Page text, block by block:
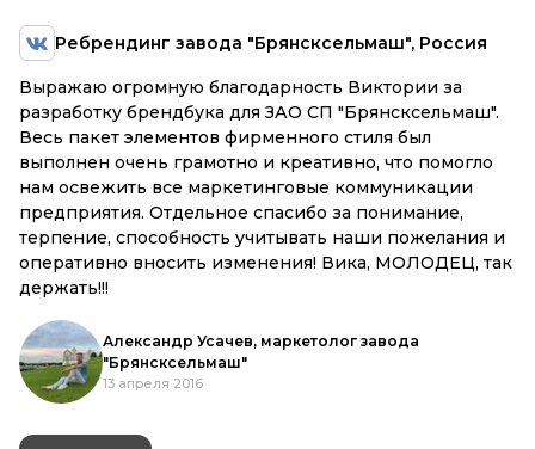
Ребрендинг завода "Брянсксельмаш", Россия
Выражаю огромную благодарность Виктории за
разработку брендбука для ЗАО СП "Брянсксельмаш".
Весь пакет элементов фирменного стиля был
выполнен очень грамотно и креативно, что помогло
нам освежить все маркетинговые коммуникации
предприятия. Отдельное спасибо за понимание,
терпение, способность учитывать наши пожелания и
оперативно вносить изменения! Вика, МОЛОДЕЦ, так
держать!!!
Александр Усачев, маркетолог завода
"Брянсксельмаш"
13 апреля 2016